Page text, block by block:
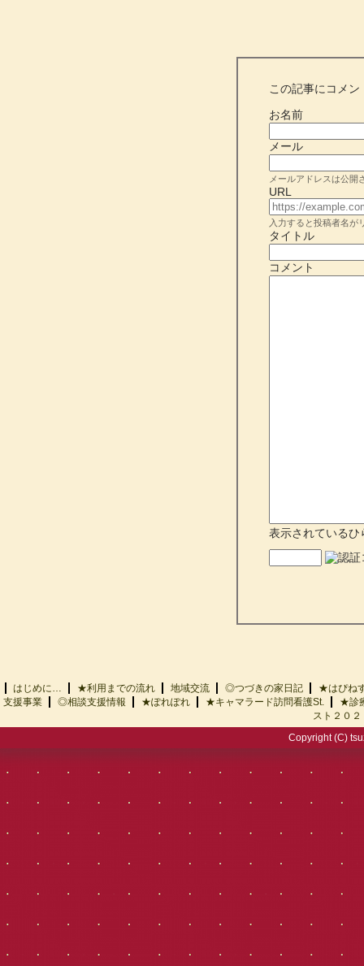
この記事にコメン
お名前
メール
メールアドレスは公開
URL
入力すると投稿者名が
タイトル
コメント
表示されているひ
はじめに… ★利用までの流れ 地域交流 ◎つづきの家日記
★はぴ
支援事業
◎相談支援情報 ★ぽれぽれ ★キャマラード訪問看護St.
★診
スト２０２
Copyright (C)